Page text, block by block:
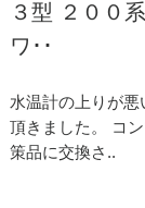
３型 ２００
ワ･･
水温計の上りが
頂きました。 コ
策品に交換さ..